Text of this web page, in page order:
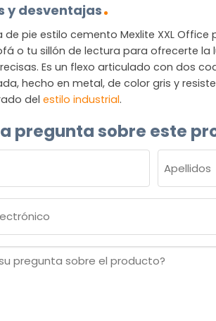
y desventajas
de pie estilo cemento Mexlite XXL
o tu sillón de lectura para ofrecerte la
Es un flexo articulado con dos
hecho en metal, de color gris y
del estilo industrial.
pregunta sobre este
Apellidos